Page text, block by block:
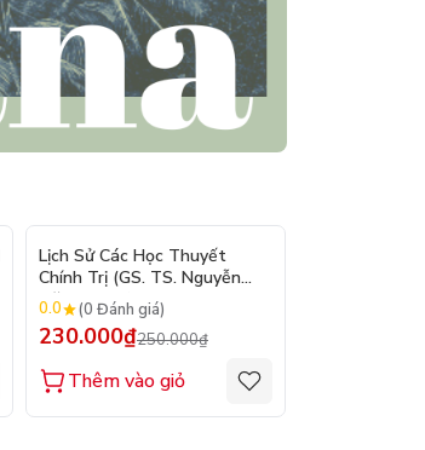
Lịch Sử Các Học Thuyết
Chính Trị (GS. TS. Nguyễn
Đăng Dung)
0.0 (0 Đánh giá)
230.000₫250.000₫
Thêm vào giỏ